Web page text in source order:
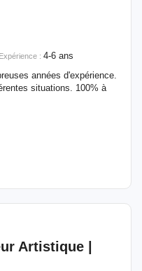
Expérience : 4-6 ans
années d'expérience.
situations. 100% à
Artistique |